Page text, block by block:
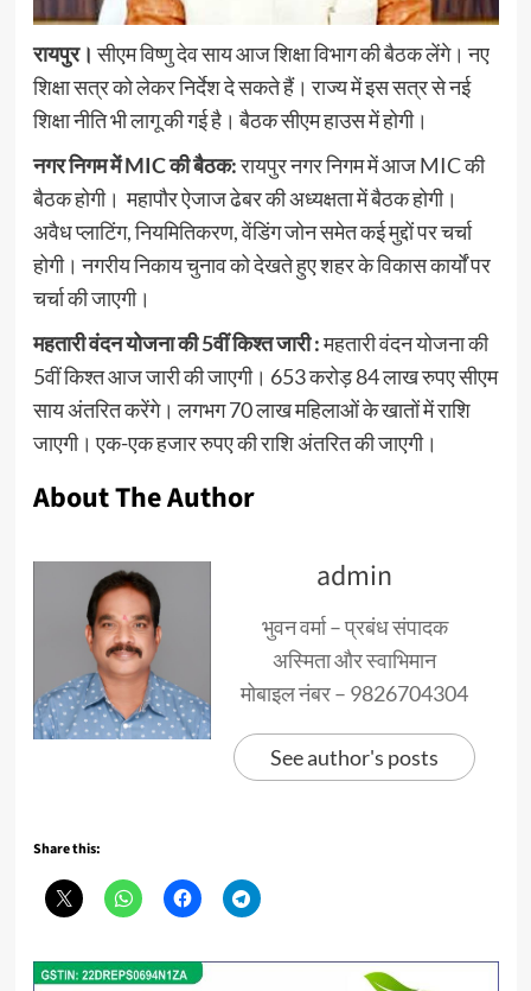
रायपुर। सीएम विष्णु देव साय आज शिक्षा विभाग की बैठक लेंगे। नए
शिक्षा सत्र को लेकर निर्देश दे सकते हैं। राज्य में इस सत्र से नई
शिक्षा नीति भी लागू की गई है। बैठक सीएम हाउस में होगी।
नगर निगम में MIC की बैठक:रायपुर नगर निगम में आज MIC की
बैठक होगी। महापौर ऐजाज ढेबर की अध्यक्षता में बैठक होगी।
अवैध प्लाटिंग, नियमितिकरण, वेंडिंग जोन समेत कई मुद्दों पर चर्चा
होगी। नगरीय निकाय चुनाव को देखते हुए शहर के विकास कार्यों पर
चर्चा की जाएगी।
महतारी वंदन योजना की 5वीं किश्त जारी :महतारी वंदन योजना की
5वीं किश्त आज जारी की जाएगी। 653 करोड़ 84 लाख रुपए सीएम
साय अंतरित करेंगे। लगभग 70 लाख महिलाओं के खातों में राशि
जाएगी। एक-एक हजार रुपए की राशि अंतरित की जाएगी।
About The Author
admin
भुवन वर्मा – प्रबंध संपादक
अस्मिता और स्वाभिमान
मोबाइल नंबर – 9826704304
See author's posts
Share this: